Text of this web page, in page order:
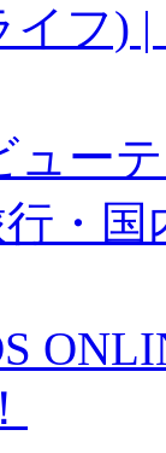
イフ)
ュー
行・